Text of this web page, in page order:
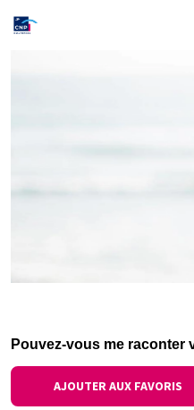
Pouvez-vous me raconter
AJOUTER AUX FAVORIS